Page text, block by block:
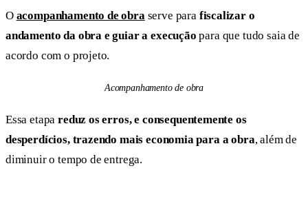
O acompanhamento de obra serve para fiscalizar o
andamento da obra e guiar a execução para que tudo saia de
acordo com o projeto.
Acompanhamento de obra
Essa etapareduz os erros, e consequentemente os
desperdícios, trazendo mais economia para a obra, além de
diminuir o tempo de entrega.